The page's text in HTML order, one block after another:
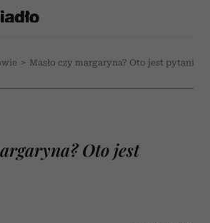
> Masło czy margaryna? Oto jest pytanie
Oto jest